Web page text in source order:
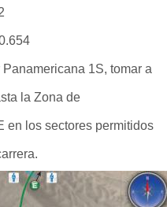
1S, tomar a
la Zona de
en los sectores permitidos